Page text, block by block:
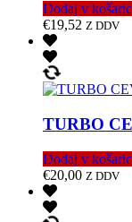
Dodaj v
€19,52 Z DDV
TURBO
Dodaj v
€20,00 Z DDV